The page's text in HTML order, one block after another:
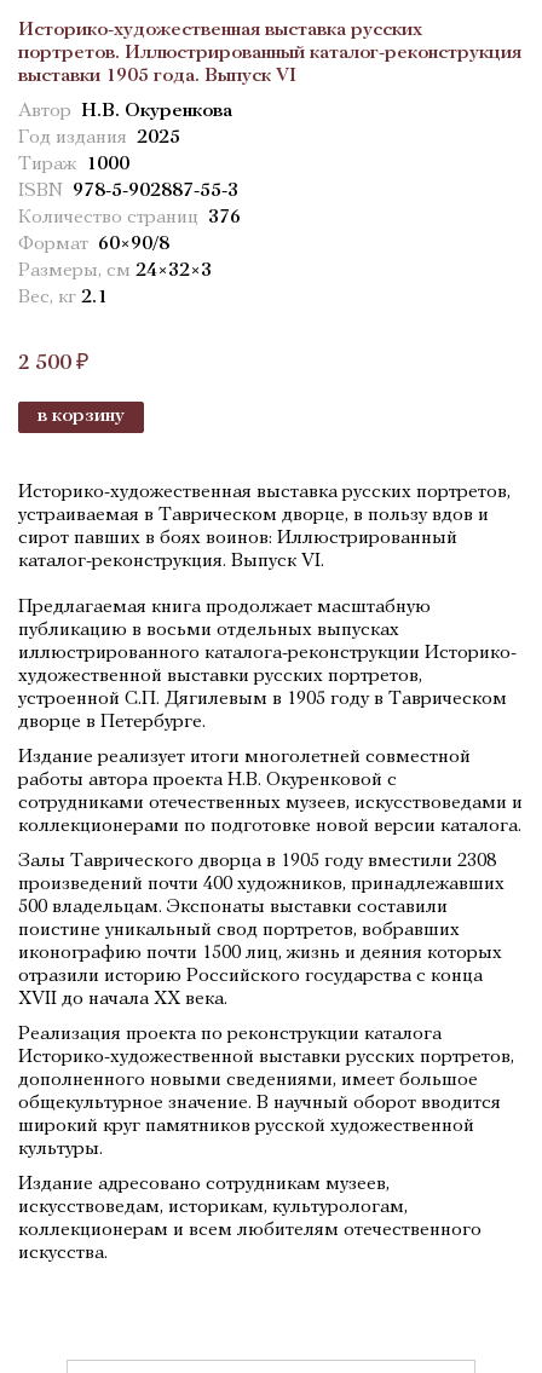
Историко-художественная выставка русских
портретов. Иллюстрированный каталог-реконструкция
выставки 1905 года. Выпуск VI
Автор Н.В. Окуренкова
Год издания 2025
Тираж
1000
ISBN 978-5-902887-55-3
Количество страниц 376
Формат 60×90/8
Размеры, см 24×32×3
Вес, кг 2.1
2 500 ₽
в корзину
Историко-художественная выставка русских портретов,
устраиваемая в Таврическом дворце, в пользу вдов и
сирот павших в боях воинов: Иллюстрированный
каталог-реконструкция. Выпуск VI.
Предлагаемая книга продолжает масштабную
публикацию в восьми отдельных выпусках
иллюстрированного каталога-реконструкции Историко-
художественной выставки русских портретов,
устроенной С.П. Дягилевым в 1905 году в Таврическом
дворце в Петербурге.
Издание реализует итоги многолетней совместной
работы автора проекта Н.В. Окуренковой с
сотрудниками отечественных музеев, искусствоведами и
коллекционерами по подготовке новой версии каталога.
Залы Таврического дворца в 1905 году вместили 2308
произведений почти 400 художников, принадлежавших
500 владельцам. Экспонаты выставки составили
поистине уникальный свод портретов, вобравших
иконографию почти 1500 лиц, жизнь и деяния которых
отразили историю Российского государства с конца
XVII до начала ХХ века.
Реализация проекта по реконструкции каталога
Историко-художественной выставки русских портретов,
дополненного новыми сведениями, имеет большое
общекультурное значение. В научный оборот вводится
широкий круг памятников русской художественной
культуры.
Издание адресовано сотрудникам музеев,
искусствоведам, историкам, культурологам,
коллекционерам и всем любителям отечественного
искусства.